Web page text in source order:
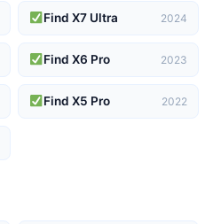
Find X7 Ultra 2024
Find X6 Pro 2023
Find X5 Pro 2022